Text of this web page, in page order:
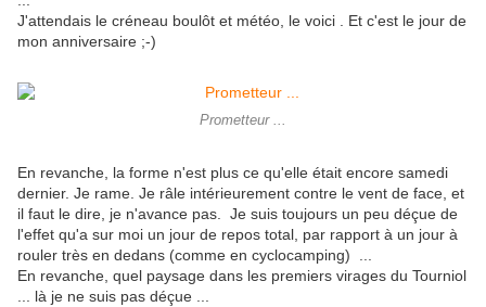
J'attendais le créneau boulôt et météo, le voici . Et c'est le jour de
mon anniversaire ;-)
Prometteur ...
En revanche, la forme n'est plus ce qu'elle était encore samedi
dernier. Je rame. Je râle intérieurement contre le vent de face, et
il faut le dire, je n'avance pas. Je suis toujours un peu déçue de
l'effet qu'a sur moi un jour de repos total, par rapport à un jour à
rouler très en dedans (comme en cyclocamping) ...
En revanche, quel paysage dans les premiers virages du Tourniol
... là je ne suis pas déçue ...